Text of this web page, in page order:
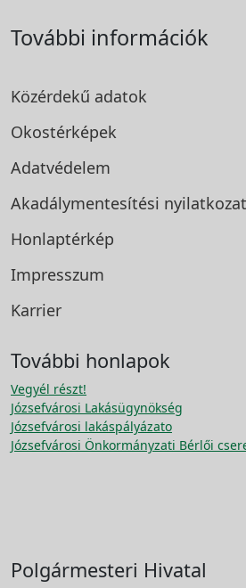
További információk
Közérdekű adatok
Okostérképek
Adatvédelem
Akadálymentesítési nyilatkozat
Honlaptérkép
Impresszum
Karrier
További honlapok
Vegyél részt!
Józsefvárosi Lakásügynökség
Józsefvárosi lakáspályázato
Józsefvárosi Önkormányzati Bérlői
Polgármesteri Hivatal